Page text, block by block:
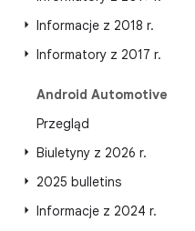
Informacje z 2018 r.
Informatory z 2017 r.
Android Automotive
Przegląd
Biuletyny z 2026 r.
2025 bulletins
Informacje z 2024 r.